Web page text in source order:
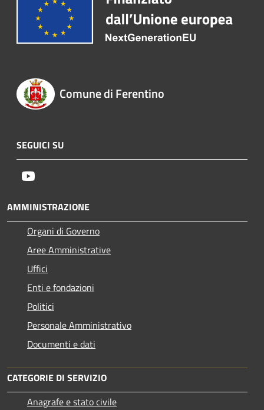
Comune di Ferentino
SEGUICI SU
AMMINISTRAZIONE
Organi di Governo
Aree Amministrative
Uffici
Enti e fondazioni
Politici
Personale Amministrativo
Documenti e dati
CATEGORIE DI SERVIZIO
Anagrafe e stato civile